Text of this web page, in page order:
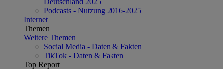
Podcasts - Nutzung 2016-2025
Internet
Themen
Weitere Themen
Social Media - Daten & Fakten
TikTok - Daten & Fakten
Top Report